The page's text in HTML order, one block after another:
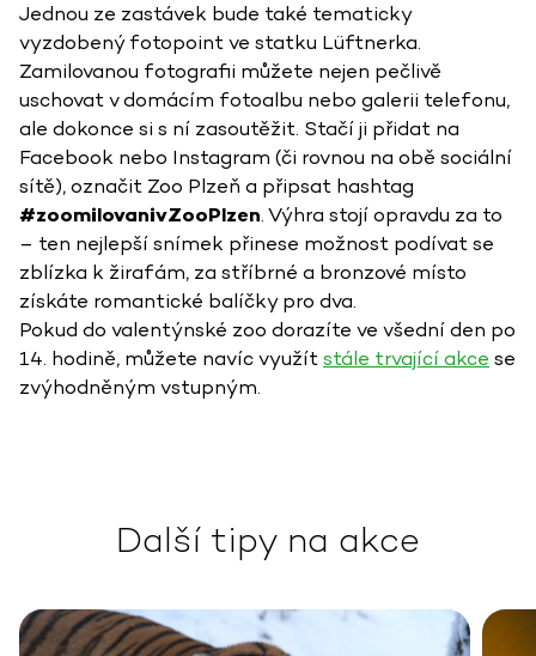
Jednou ze zastávek bude také tematicky
vyzdobený fotopoint ve statku Lüftnerka.
Zamilovanou fotografii můžete nejen pečlivě
uschovat v domácím fotoalbu nebo galerii telefonu,
ale dokonce si s ní zasoutěžit. Stačí ji přidat na
Facebook nebo Instagram (či rovnou na obě sociální
sítě), označit Zoo Plzeň a připsat hashtag
#zoomilovanivZooPlzen. Výhra stojí opravdu za to
– ten nejlepší snímek přinese možnost podívat se
zblízka k žirafám, za stříbrné a bronzové místo
získáte romantické balíčky pro dva.
Pokud do valentýnské zoo dorazíte ve všední den po
14. hodině, můžete navíc využítstále trvající akce se
zvýhodněným vstupným.
Další tipy na akce